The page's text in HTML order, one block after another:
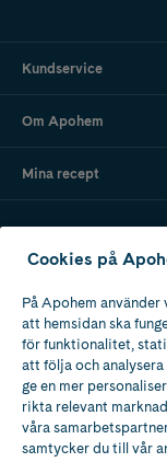
Kundservice
Om Apohem
Mina recept
Ladda ner vår app
Apotek med
av
Cookies på
På Apohem
att hemsidan ska
för funktionalitet,
att följa och
ge en mer
rikta relevant
våra
samtycker du till vår